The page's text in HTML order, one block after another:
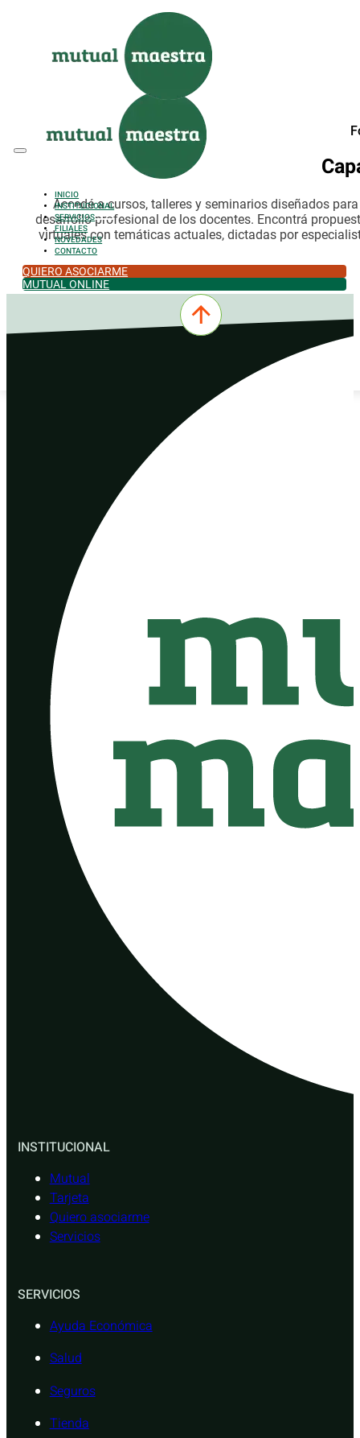
Saltar al pie de página
INICIO
INSTITUCIONAL
SERVICIOS
FILIALES
NOVEDADES
CONTACTO
QUIERO ASOCIARME
MUTUAL ONLINE
Accedé a cursos, talleres y seminarios diseñados
desarrollo profesional de los docentes. Encontrá
virtuales con temáticas actuales, dictadas por
INSTITUCIONAL
Mutual
Tarjeta
Quiero asociarme
Servicios
SERVICIOS
Ayuda Económica
Salud
Seguros
Tienda